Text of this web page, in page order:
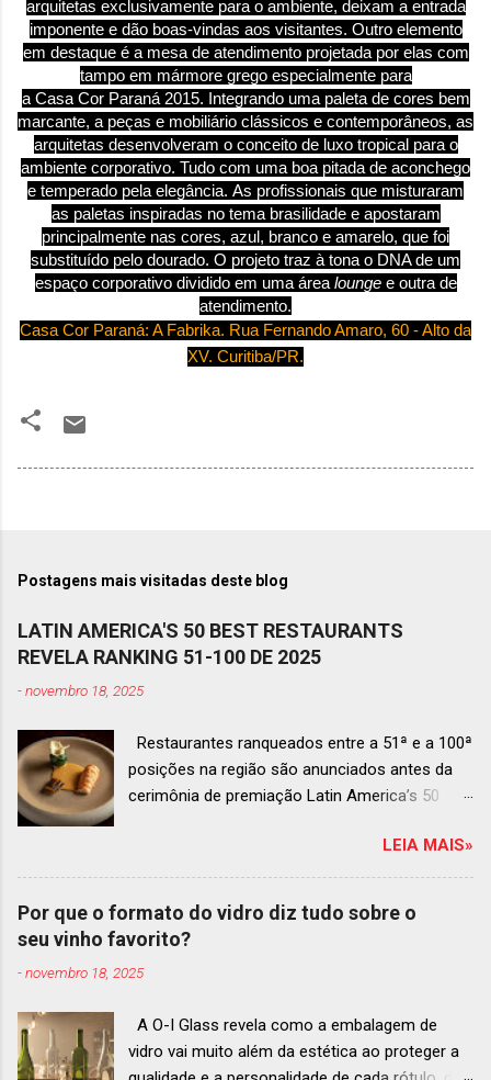
arquitetas exclusivamente para o ambiente, deixam a entrada
imponente e dão boas-vindas aos visitantes. Outro elemento
em destaque é a mesa de atendimento projetada por elas com
tampo em mármore grego especialmente para
a Casa Cor Paraná 2015. Integrando uma paleta de cores bem
marcante, a peças e mobiliário clássicos e contemporâneos, as
arquitetas desenvolveram o conceito de luxo tropical para o
ambiente corporativo. Tudo com uma boa pitada de aconchego
e temperado pela elegância. As profissionais que misturaram
as paletas inspiradas no tema brasilidade e apostaram
principalmente nas cores, azul, branco e amarelo, que foi
substituído pelo dourado. O projeto traz à tona o DNA de um
espaço corporativo dividido em uma área loungee outra de
atendimento.
Casa Cor Paraná: A Fabrika. Rua Fernando Amaro, 60 - Alto da
XV. Curitiba/PR.
Postagens mais visitadas deste blog
LATIN AMERICA'S 50 BEST RESTAURANTS
REVELA RANKING 51-100 DE 2025
-novembro 18, 2025
Restaurantes ranqueados entre a 51ª e a 100ª
posições na região são anunciados antes da
cerimônia de premiação Latin America’s 50
de dezembro em Antígua, Guatemala
Prato do Origem, o brasileiro mais
bem ranqueado na lista estendida O Latin
America’s 50 Best Restaurants anunciou hoje a
ranqueados nas posições No.51 a No.100,em
diversificado da gastronomia de toda a região.
A lista expandida demonstra o empenho da
LEIA MAIS»
Por que o formato do vidro diz tudo sobre o
seu vinho favorito?
-novembro 18, 2025
A O-I Glass revela como a embalagem de
vidro vai muito além da estética ao proteger a